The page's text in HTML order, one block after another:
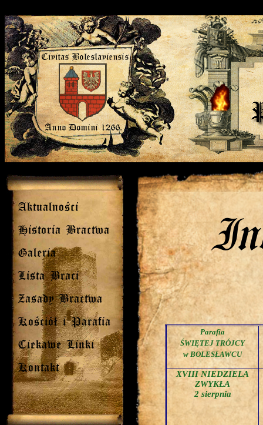
Aktualności
Historia Bractwa
Galeria
Lista Braci
Zasady Bractwa
Kościół i Parafia
Ciekawe Linki
Kontakt
Parafia
ŚWIĘTEJ TRÓJCY
w BOLESŁAWCU
XVIII NIEDZIELA
ZWYKŁA
2 sierpnia